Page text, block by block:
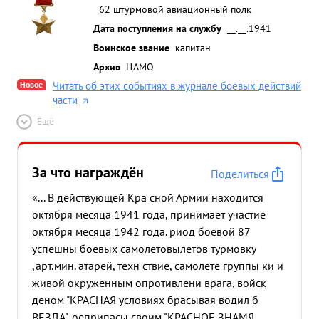
40 боевых вылетов причинил большой ущерб
противнику Им лично уничтожено до 135 солдат
и офицеров пр-ка, до 30 пов зок, до 18
автомашин.В группе подбито до 4-х танков
подавлен огонь 4-х батареи ЗА и ПА пр-ка
разрушено, подбито и сажено до 14 жд.вагонов и
1 паровоз. Майор БАШКИРОВ работая штурманом
самолетовождения в различных условиях. ...»
62 штурмовой авиационный полк
Дата поступления на службу
__.__.1941
Воинское звание капитан
Архив ЦАМО
Новое
Читать об этих событиях в журнале боевых действий
части
Ещё
За что награждён
Поделиться
«... В действующей Кра сной Армии находится
октября месяца 1941 года, принимает участие
октября месяца 1942 года. риод боевой 87
успешны боевых самолетовылетов турмовку
,арт.мин. атарей, техн ствие, самолете группы ки и
живой окруженным опротивлени врага, войск
деном "КРАСНАЯ условиях брасывая водил б